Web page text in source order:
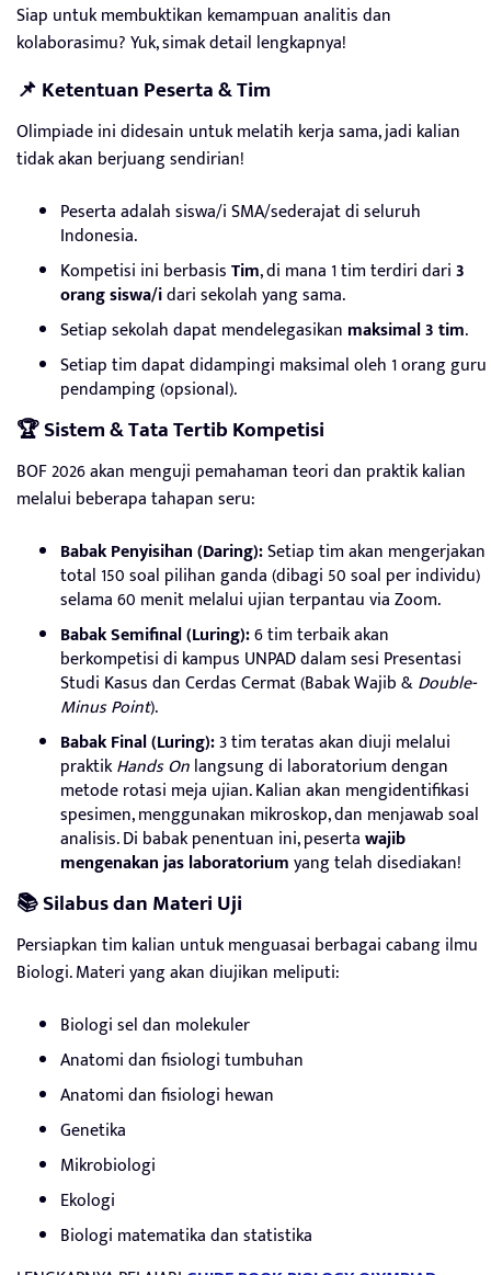
Siap untuk membuktikan kemampuan analitis dan
kolaborasimu? Yuk, simak detail lengkapnya!
📌 Ketentuan Peserta & Tim
Olimpiade ini didesain untuk melatih kerja sama, jadi kalian
tidak akan berjuang sendirian!
Peserta adalah siswa/i SMA/sederajat di seluruh
Indonesia.
Kompetisi ini berbasisTim, di mana 1 tim terdiri dari3
orang siswa/idari sekolah yang sama.
Setiap sekolah dapat mendelegasikan maksimal 3 tim.
Setiap tim dapat didampingi maksimal oleh 1 orang guru
pendamping (opsional).
🏆 Sistem & Tata Tertib Kompetisi
BOF 2026 akan menguji pemahaman teori dan praktik kalian
melalui beberapa tahapan seru:
Babak Penyisihan (Daring):Setiap tim akan mengerjakan
total 150 soal pilihan ganda (dibagi 50 soal per individu)
selama 60 menit melalui ujian terpantau via Zoom.
Babak Semifinal (Luring):6 tim terbaik akan
berkompetisi di kampus UNPAD dalam sesi Presentasi
Studi Kasus dan Cerdas Cermat (Babak Wajib &Double-
Minus Point).
Babak Final (Luring):3 tim teratas akan diuji melalui
praktikHands Onlangsung di laboratorium dengan
metode rotasi meja ujian. Kalian akan mengidentifikasi
spesimen, menggunakan mikroskop, dan menjawab soal
analisis. Di babak penentuan ini, pesertawajib
mengenakan jas laboratoriumyang telah disediakan!
📚 Silabus dan Materi Uji
Persiapkan tim kalian untuk menguasai berbagai cabang ilmu
Biologi. Materi yang akan diujikan meliputi:
Biologi sel dan molekuler
Anatomi dan fisiologi tumbuhan
Anatomi dan fisiologi hewan
Genetika
Mikrobiologi
Ekologi
Biologi matematika dan statistika